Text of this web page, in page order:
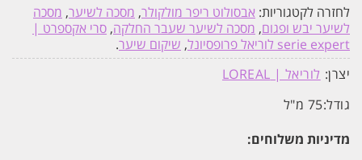
לחזרה לקטגוריות: אבסולוט ריפר מולקולר, מסכה לשיער, מסכה
לשיער יבש ופגום, מסכה לשיער שעבר החלקה, סרי אקספרט |
serie expert לוריאל פרופסיונל
, שיקום שיער.
יצרן: לוריאל | LOREAL
גודל:75 מ"ל
מדיניות משלוחים: